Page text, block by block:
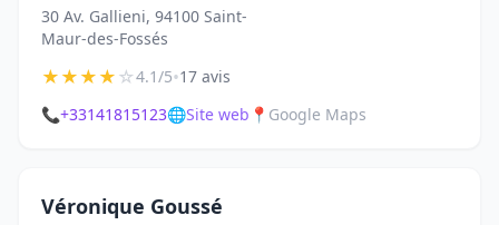
30 Av. Gallieni, 94100 Saint-
Maur-des-Fossés
★★★★☆4.1/5•17 avis
📞+33141815123🌐Site web 📍 Google Maps
Véronique Goussé